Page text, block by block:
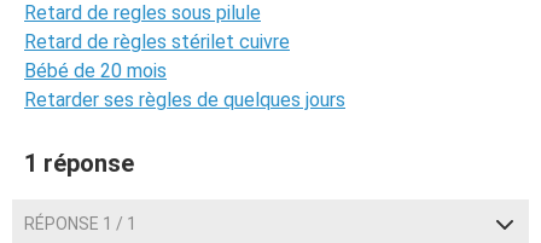
Retard de regles sous pilule
Retard de règles stérilet cuivre
Bébé de 20 mois
Retarder ses règles de quelques jours
1 réponse
RÉPONSE 1 / 1